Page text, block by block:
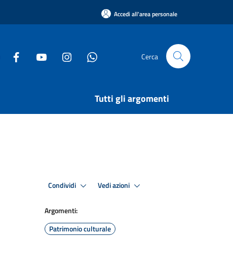
Accedi all'area personale
Cerca
Tutti gli argomenti
Condividi Vedi azioni
Argomenti:
Patrimonio culturale